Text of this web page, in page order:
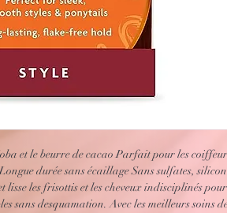
et le beurre de cacao Parfait pour les
durée sans écaillage Sans sulfates,
les frisottis et les cheveux indisciplinés pour
sans desquamation. Avec les meilleurs soins